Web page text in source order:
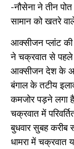
-नौसेना ने तीन
सामान को खतरे
आक्सीजन प्लांट की
ने चक्रवात से
आक्सीजन देश के
बंगाल के तटीय
कमजोर पड़ने लगा
चक्रवात में
बुधवार सुबह
धामरा में चक्रवात